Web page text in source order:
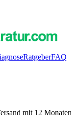
RatgeberFAQ
mit 12 Monaten